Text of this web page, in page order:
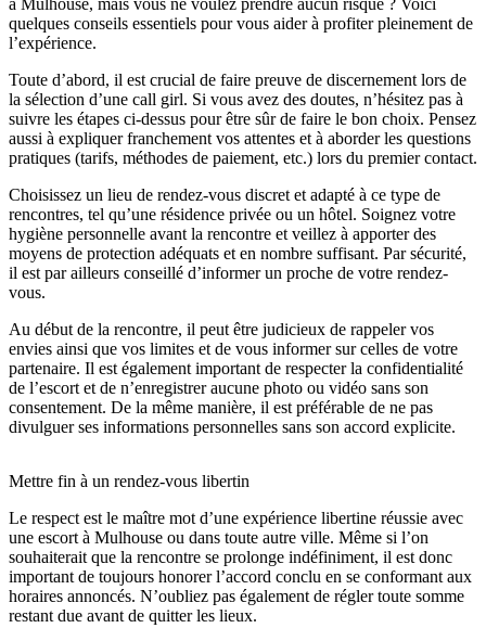
à Mulhouse, mais vous ne voulez prendre aucun risque ? Voici
quelques conseils essentiels pour vous aider à profiter pleinement de
l’expérience.
Toute d’abord, il est crucial de faire preuve de discernement lors de
la sélection d’une call girl. Si vous avez des doutes, n’hésitez pas à
suivre les étapes ci-dessus pour être sûr de faire le bon choix. Pensez
aussi à expliquer franchement vos attentes et à aborder les questions
pratiques (tarifs, méthodes de paiement, etc.) lors du premier contact.
Choisissez un lieu de rendez-vous discret et adapté à ce type de
rencontres, tel qu’une résidence privée ou un hôtel. Soignez votre
hygiène personnelle avant la rencontre et veillez à apporter des
moyens de protection adéquats et en nombre suffisant. Par sécurité,
il est par ailleurs conseillé d’informer un proche de votre rendez-
vous.
Au début de la rencontre, il peut être judicieux de rappeler vos
envies ainsi que vos limites et de vous informer sur celles de votre
partenaire. Il est également important de respecter la confidentialité
de l’escort et de n’enregistrer aucune photo ou vidéo sans son
consentement. De la même manière, il est préférable de ne pas
divulguer ses informations personnelles sans son accord explicite.
Mettre fin à un rendez-vous libertin
Le respect est le maître mot d’une expérience libertine réussie avec
une escort à Mulhouse ou dans toute autre ville. Même si l’on
souhaiterait que la rencontre se prolonge indéfiniment, il est donc
important de toujours honorer l’accord conclu en se conformant aux
horaires annoncés. N’oubliez pas également de régler toute somme
restant due avant de quitter les lieux.